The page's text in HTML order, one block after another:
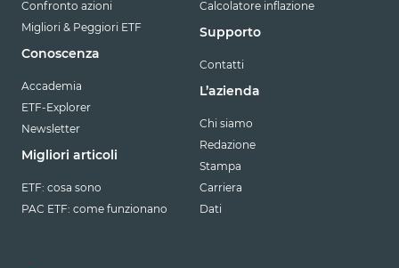
Confronto azioni
Migliori & Peggiori ETF
Conoscenza
Accademia
ETF-Explorer
Newsletter
Migliori articoli
ETF: cosa sono
PAC ETF: come funzionano
Calcolatore inflazione
Supporto
Contatti
L’azienda
Chi siamo
Redazione
Stampa
Carriera
Dati